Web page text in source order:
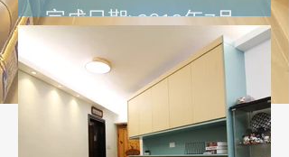
完成日期: 2019年7月